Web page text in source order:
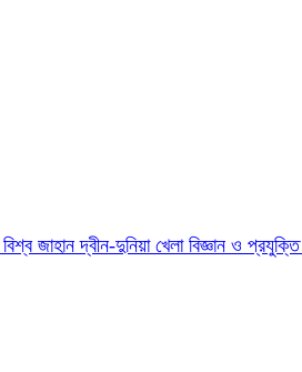
বিশ্ব জাহানদ্বীন-দুনিয়া খেলা বিজ্ঞান ও প্রযুক্তি